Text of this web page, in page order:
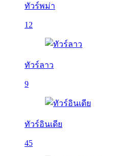
ทัวร์พม่า
12
ทัวร์ลาว
9
ทัวร์อินเดีย
45